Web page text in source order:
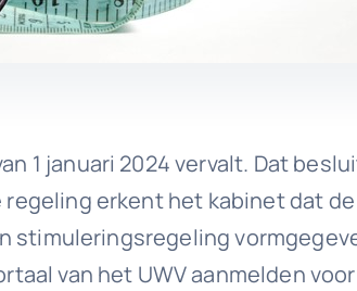
1 januari 2024 vervalt. Dat
erkent het kabinet dat
stimuleringsregeling
van het UWV aanmelden